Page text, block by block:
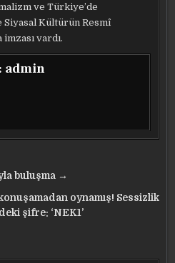
ve Türkiye’de
Siyasal Kültürün Resmî
vardı.
admin
buluşma →
oynamış! Sessizlik
şifre: ‘NEK1’